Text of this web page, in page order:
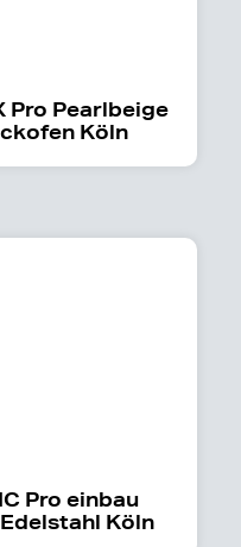
Pro Pearlbeige
Köln
Pro einbau
Köln